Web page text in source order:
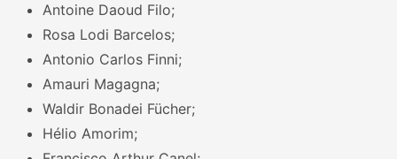
Antoine Daoud Filo;
Rosa Lodi Barcelos;
Antonio Carlos Finni;
Amauri Magagna;
Waldir Bonadei Fücher;
Hélio Amorim;